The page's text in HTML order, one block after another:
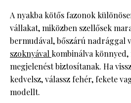
A nyakba kötős fazonok
vállakat, miközben szellősek
bermudával, bőszárú nadrággal
szoknyával kombinálva
megjelenést biztosítanak. Ha
kedvelsz, válassz fehér, fekete
modellt.